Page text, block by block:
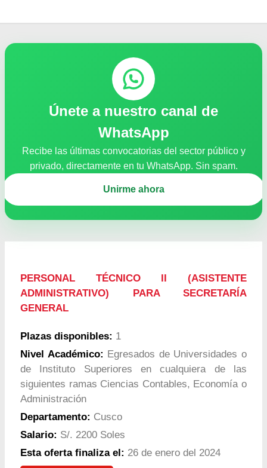
Únete a nuestro canal de
WhatsApp
Recibe las últimas convocatorias del sector público y
privado, directamente en tu WhatsApp. Sin spam.
Unirme ahora
PERSONAL TÉCNICO II (ASISTENTE
ADMINISTRATIVO) PARA SECRETARÍA
GENERAL
Plazas disponibles: 1
Nivel Académico: Egresados de Universidades o
de Instituto Superiores en cualquiera de las
siguientes ramas Ciencias Contables, Economía o
Administración
Departamento: Cusco
Salario: S/. 2200 Soles
Esta oferta finaliza el: 26 de enero del 2024